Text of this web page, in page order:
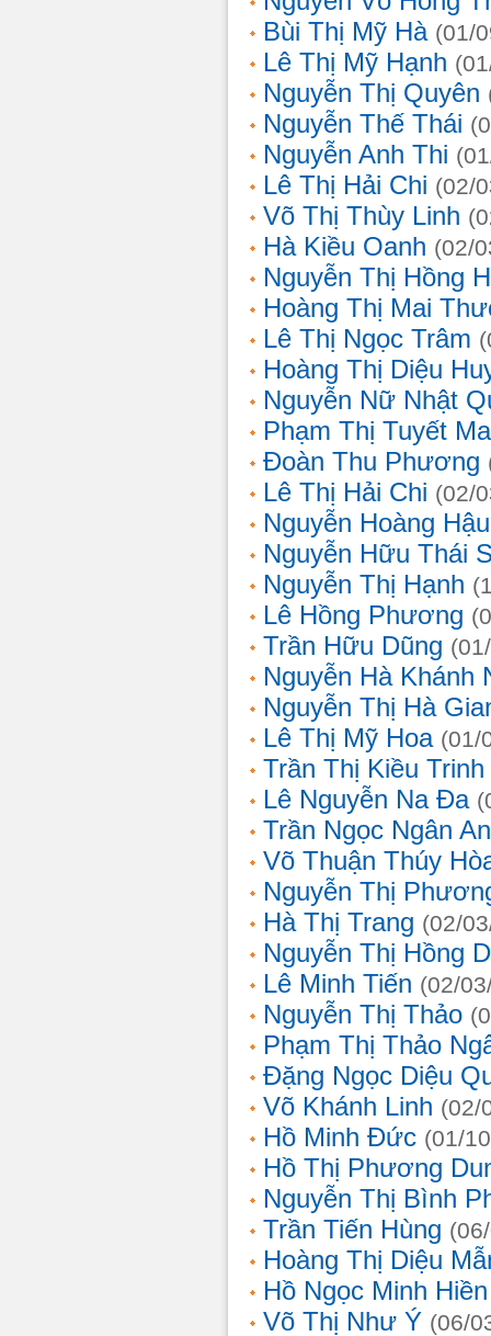
Bùi Thị Mỹ Hà (01/
Lê Thị Mỹ Hạnh
Nguyễn Thị Quyên
Nguyễn Thế Thái
Nguyễn Anh Thi
Lê Thị Hải Chi (02/
Võ Thị Thùy Linh
Hà Kiều Oanh (02/
Nguyễn Thị Hồng
Hoàng Thị Mai
Lê Thị Ngọc Trâm
Hoàng Thị Diệu
Nguyễn Nữ Nhật
Phạm Thị Tuyết
Đoàn Thu Phương
Lê Thị Hải Chi (02/
Nguyễn Hoàng Hậu
Nguyễn Hữu Thái
Nguyễn Thị Hạnh
Lê Hồng Phương
Trần Hữu Dũng
Nguyễn Hà Khánh
Nguyễn Thị Hà
Lê Thị Mỹ Hoa (01/
Trần Thị Kiều Trinh
Lê Nguyễn Na Đa
Trần Ngọc Ngân
Võ Thuận Thúy
Nguyễn Thị
Hà Thị Trang (02/
Nguyễn Thị Hồng
Lê Minh Tiến (02/
Nguyễn Thị Thảo
Phạm Thị Thảo
Đặng Ngọc Diệu
Võ Khánh Linh (02/
Hồ Minh Đức (01/
Hồ Thị Phương
Nguyễn Thị Bình
Trần Tiến Hùng
Hoàng Thị Diệu
Hồ Ngọc Minh Hiền
Võ Thị Như Ý (06/